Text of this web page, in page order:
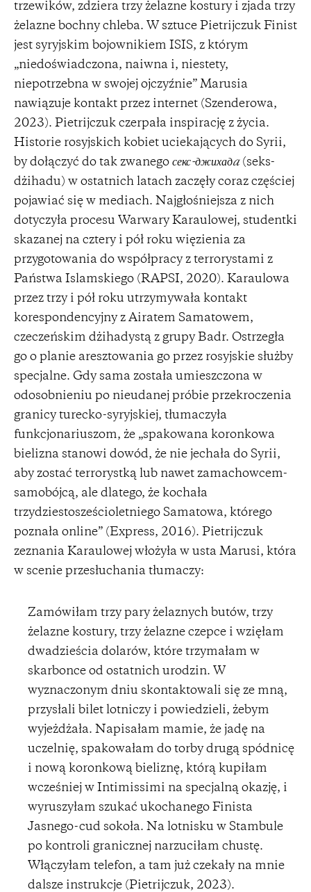
trzewików, zdziera trzy żelazne kostury i zjada trzy
żelazne bochny chleba. W sztuce Pietrijczuk Finist
jest syryjskim bojownikiem ISIS, z którym
„niedoświadczona, naiwna i, niestety,
niepotrzebna w swojej ojczyźnie” Marusia
nawiązuje kontakt przez internet (Szenderowa,
2023). Pietrijczuk czerpała inspirację z życia.
Historie rosyjskich kobiet uciekających do Syrii,
by dołączyć do tak zwanego секс-джихадa(seks-
dżihadu) w ostatnich latach zaczęły coraz częściej
pojawiać się w mediach. Najgłośniejsza z nich
dotyczyła procesu Warwary Karaulowej, studentki
skazanej na cztery i pół roku więzienia za
przygotowania do współpracy z terrorystami z
Państwa Islamskiego (RAPSI, 2020). Karaulowa
przez trzy i pół roku utrzymywała kontakt
korespondencyjny z Airatem Samatowem,
czeczeńskim dżihadystą z grupy Badr. Ostrzegła
go o planie aresztowania go przez rosyjskie służby
specjalne. Gdy sama została umieszczona w
odosobnieniu po nieudanej próbie przekroczenia
granicy turecko-syryjskiej, tłumaczyła
funkcjonariuszom, że „spakowana koronkowa
bielizna stanowi dowód, że nie jechała do Syrii,
aby zostać terrorystką lub nawet zamachowcem-
samobójcą, ale dlatego, że kochała
trzydziestosześcioletniego Samatowa, którego
poznała online” (Express, 2016). Pietrijczuk
zeznania Karaulowej włożyła w usta Marusi, która
w scenie przesłuchania tłumaczy:
Zamówiłam trzy pary żelaznych butów, trzy
żelazne kostury, trzy żelazne czepce i wzięłam
dwadzieścia dolarów, które trzymałam w
skarbonce od ostatnich urodzin. W
wyznaczonym dniu skontaktowali się ze mną,
przysłali bilet lotniczy i powiedzieli, żebym
wyjeżdżała. Napisałam mamie, że jadę na
uczelnię, spakowałam do torby drugą spódnicę
i nową koronkową bieliznę, którą kupiłam
wcześniej w Intimissimi na specjalną okazję, i
wyruszyłam szukać ukochanego Finista
Jasnego-cud sokoła. Na lotnisku w Stambule
po kontroli granicznej narzuciłam chustę.
Włączyłam telefon, a tam już czekały na mnie
dalsze instrukcje (Pietrijczuk, 2023).